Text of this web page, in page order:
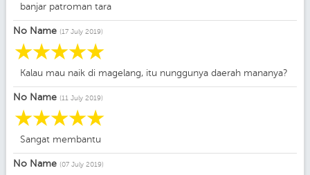
banjar patroman tara
No Name (17 July 2019)
☆
☆
☆
☆
☆
Kalau mau naik di magelang, itu nunggunya daerah mananya?
No Name (11 July 2019)
☆
☆
☆
☆
☆
Sangat membantu
No Name (07 July 2019)